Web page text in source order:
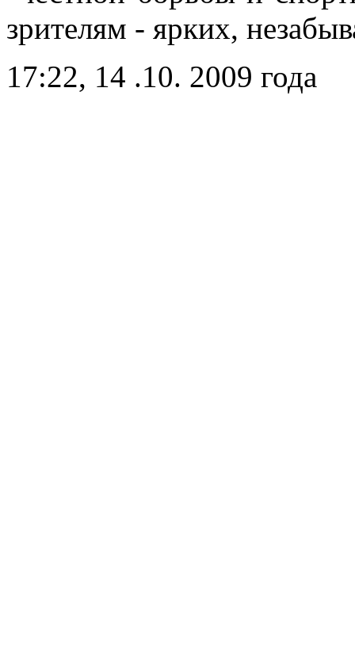
зрителям - ярких,
17:22, 14 .10. 2009 года